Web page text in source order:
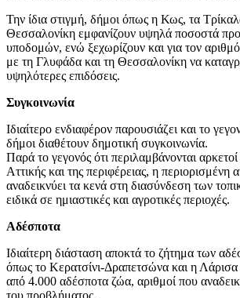
Την ίδια στιγμή, δήμοι όπως η Κως, τα
Θεσσαλονίκη εμφανίζουν υψηλά ποσοστά
υποδομών, ενώ ξεχωρίζουν και για τον
με τη Γλυφάδα και τη Θεσσαλονίκη να
υψηλότερες επιδόσεις.
Συγκοινωνία
Ιδιαίτερο ενδιαφέρον παρουσιάζει και το
δήμοι διαθέτουν δημοτική συγκοινωνία.
Παρά το γεγονός ότι περιλαμβάνονται
Αττικής και της περιφέρειας, η περιορισμένη
αναδεικνύει τα κενά στη διασύνδεση των
ειδικά σε ημιαστικές και αγροτικές περιοχές.
Αδέσποτα
Ιδιαίτερη διάσταση αποκτά το ζήτημα των
όπως το Κερατσίνι-Δραπετσώνα και η
από 4.000 αδέσποτα ζώα, αριθμοί που
του προβλήματος.